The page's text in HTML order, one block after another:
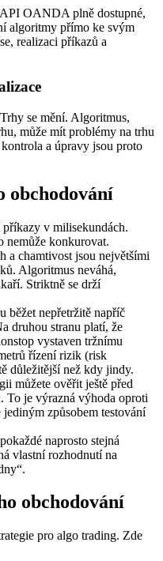
OANDA plně dostupné,
algoritmy přímo ke svým
realizaci příkazů a
se mění. Algoritmus,
může mít problémy na trhu
a úpravy jsou proto
obchodování
v milisekundách.
nemůže konkurovat.
a chamtivost jsou největšími
Algoritmus neváhá,
Striktně se drží
běžet nepřetržitě napříč
druhou stranu platí, že
vystaven tržnímu
řízení rizik (risk
důležitější než kdy jindy.
můžete ověřit ještě před
To je výrazná výhoda oproti
způsobem testování
naprosto stejná
vlastní rozhodnutí na
obchodování
pro algo trading. Zde